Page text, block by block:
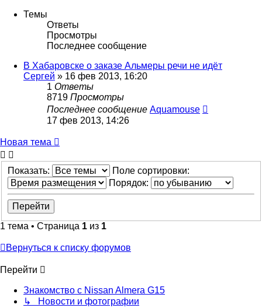
Темы
Ответы
Просмотры
Последнее сообщение
В Хабаровске о заказе Альмеры речи не идёт
Сергей » 16 фев 2013, 16:20
1 Ответы
8719 Просмотры
Последнее сообщение Aquamouse
17 фев 2013, 14:26
Новая тема
Показать:
Поле сортировки:
Порядок:
1 тема • Страница 1 из 1
Вернуться к списку форумов
Перейти
Знакомство с Nissan Almera G15
↳ Новости и фотографии